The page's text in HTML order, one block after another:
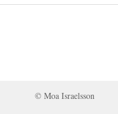
© Moa Israelsson